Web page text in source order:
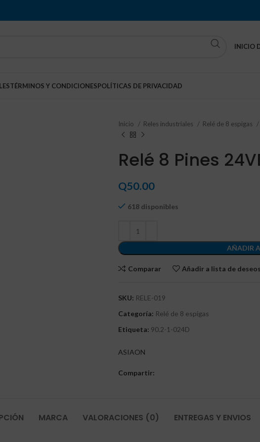
INICIO
TÉRMINOS Y CONDICIONESPOLÍTICAS DE PRIVACIDAD
Inicio
Reles industriales Relé de 8 espigas
Relé 8 Pines
Q50.00
618 disponibles
AÑADIR
Comparar Añadir a lista de deseos
SKU: RELE-019
Categoría: Relé de 8 espigas
Etiqueta: 90.2-1-024D
ASIAON
Compartir:
MARCA VALORACIONES (0) ENTREGAS Y ENVIOS